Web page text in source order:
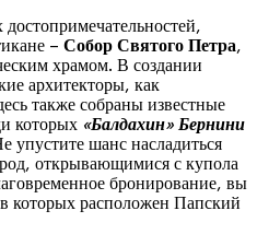
– Собор Святого Петра,
храмом. В создании
архитекторы, как
также собраны известные
которых «Балдахин» Бернини
упустите шанс насладиться
открывающимися с купола
бронирование, вы
которых расположен Папский